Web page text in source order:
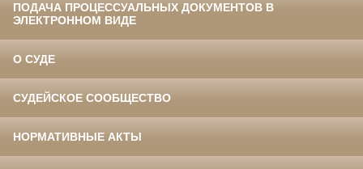
ПОДАЧА ПРОЦЕССУАЛЬНЫХ ДОКУМЕНТОВ В
ЭЛЕКТРОННОМ ВИДЕ
О СУДЕ
СУДЕЙСКОЕ СООБЩЕСТВО
НОРМАТИВНЫЕ АКТЫ